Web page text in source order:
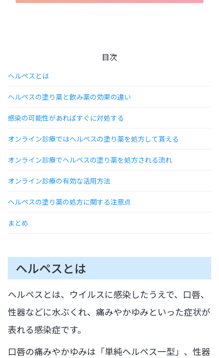
目次
ヘルペスとは
ヘルペスの塗り薬と飲み薬の効果の違い
感染の可能性があればすぐに対処する
オンライン診療ではヘルペスの塗り薬を処方して貰える
オンライン診療でヘルペスの塗り薬を処方される流れ
オンライン診療の有効な活用方法
ヘルペスの塗り薬の処方に関する注意点
まとめ
ヘルペスとは
ヘルペスとは、ウイルスに感染したうえで、口唇、
性器などに水ぶくれ、痛みやかゆみといった症状が
表れる感染症です。
口唇の痛みやかゆみは「単純ヘルペス一型」、性器